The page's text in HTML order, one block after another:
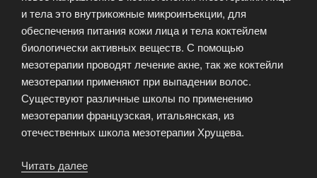
и тела это внутрикожные микроинъекции, для
обеспечения питания кожи лица и тела коктейлем
биологически активных веществ. С помощью
мезотерапии проводят лечение акне, так же коктейли
мезотерапии применяют при выпадении волос.
Существуют различные школы по применению
мезотерапии французская, итальянская, из
отечественных школа мезотерапии Хрущева.
Читать далее